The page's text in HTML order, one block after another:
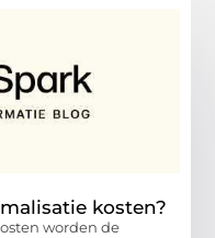
kosten?
worden de